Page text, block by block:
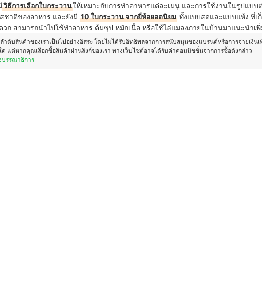
วิธีการเลือกใบกระวานให้เหมาะกับการทำอาหารแต่ละเมนู และการใช้งานในรูปแบบต่
ชาติของอาหาร และยังมี 10 ใบกระวาน จากยี่ห้อยอดนิยม ทั้งแบบสดและแบบแห้ง ที่เ
วก สามารถนำไปใช้ทำอาหาร ต้มซุป หมักเนื้อ หรือใช้ไล่แมลงภายในบ้านมาแนะนำเพิ่
ำดับสินค้าของเราเป็นไปอย่างอิสระ โดยไม่ได้รับอิทธิพลจากการสนับสนุนของแบรนด์หรือการจ่ายเงินเ
แต่หากคุณเลือกซื้อสินค้าผ่านลิงก์ของเรา ทางเว็บไซต์อาจได้รับค่าคอมมิชชั่นจากการซื้อดังกล่าว
บรรณาธิการ